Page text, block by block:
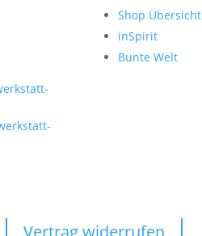
Shop Übersicht
inSpirit
Bunte Welt